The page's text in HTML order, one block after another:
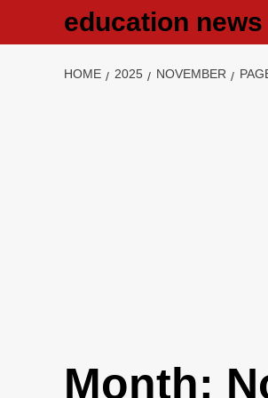
education news
HOME 2025 NOVEMBER
Month: